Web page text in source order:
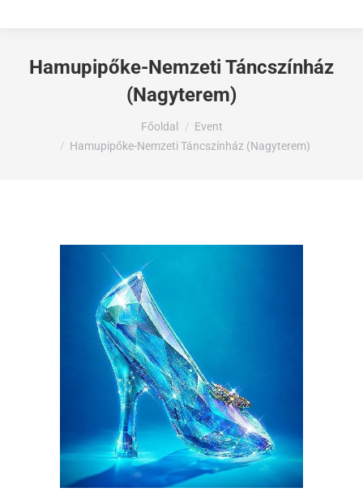
Hamupipőke-Nemzeti Táncszínház
(Nagyterem)
Főoldal
Event
Hamupipőke-Nemzeti Táncszínház (Nagyterem)